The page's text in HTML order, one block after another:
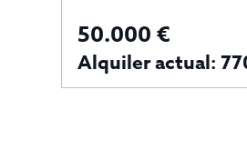
50.000 €
Alquiler actual: